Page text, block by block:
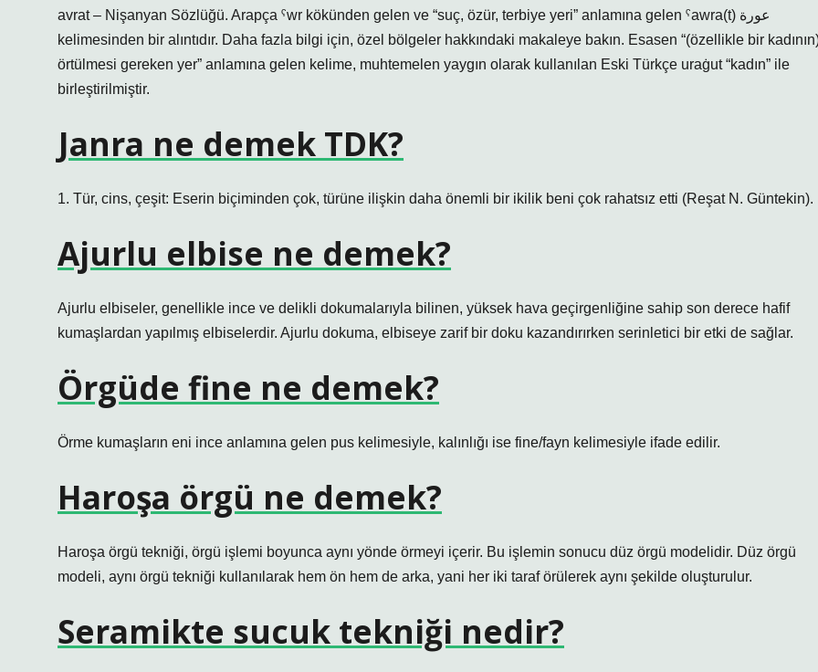
avrat – Nişanyan Sözlüğü. Arapça ˁwr kökünden gelen ve “suç, özür, terbiye yeri” anlamına gelen ˁawra(t) عورة
kelimesinden bir alıntıdır. Daha fazla bilgi için, özel bölgeler hakkındaki makaleye bakın. Esasen “(özellikle bir
örtülmesi gereken yer” anlamına gelen kelime, muhtemelen yaygın olarak kullanılan Eski Türkçe uraġut “kadın” ile
birleştirilmiştir.
Janra ne demek TDK?
1. Tür, cins, çeşit: Eserin biçiminden çok, türüne ilişkin daha önemli bir ikilik beni çok rahatsız etti (Reşat N. Güntekin).
Ajurlu elbise ne demek?
Ajurlu elbiseler, genellikle ince ve delikli dokumalarıyla bilinen, yüksek hava geçirgenliğine sahip son derece hafif
kumaşlardan yapılmış elbiselerdir. Ajurlu dokuma, elbiseye zarif bir doku kazandırırken serinletici bir etki de sağlar.
Örgüde fine ne demek?
Örme kumaşların eni ince anlamına gelen pus kelimesiyle, kalınlığı ise fine/fayn kelimesiyle ifade edilir.
Haroşa örgü ne demek?
Haroşa örgü tekniği, örgü işlemi boyunca aynı yönde örmeyi içerir. Bu işlemin sonucu düz örgü modelidir. Düz örgü
modeli, aynı örgü tekniği kullanılarak hem ön hem de arka, yani her iki taraf örülerek aynı şekilde oluşturulur.
Seramikte sucuk tekniği nedir?